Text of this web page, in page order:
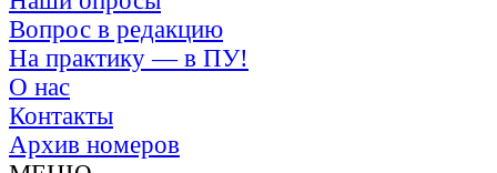
Вопрос в редакцию
На практику — в ПУ!
О нас
Контакты
Архив номеров